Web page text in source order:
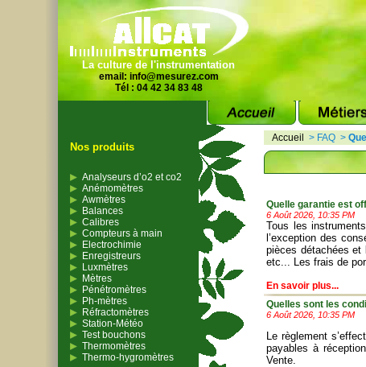
La culture de l'instrumentation
email: info@mesurez.com
Tél : 04 42 34 83 48
Nos produits
Analyseurs d’o2 et co2
Anémomètres
Awmètres
Balances
Calibres
Compteurs à main
Electrochimie
Enregistreurs
Luxmètres
Mètres
Pénétromètres
Ph-mètres
Réfractomètres
Station-Météo
Test bouchons
Thermomètres
Thermo-hygromètres
Accueil > FAQ >
Quelle garantie est
6 Août 2026, 10:35 PM
Tous les
l’exception des
pièces détachées et
etc... Les frais de
En savoir plus...
Quelles sont les
6 Août 2026, 10:35 PM
Le règlement
payables à
Vente.